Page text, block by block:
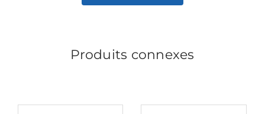
Produits connexes